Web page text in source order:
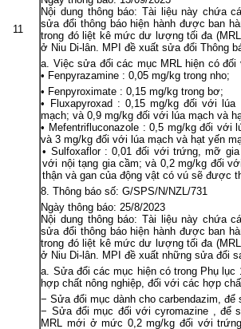
11
Nội dung thông báo: Tài liệu này chứa
sửa đổi thông báo hiện hành được ban
trong đó liệt kê mức dư lượng tối đa
ở Niu Di-lân. MPI đề xuất sửa đổi Thông
Việc sửa đổi các mục MRL hiện có
• Fenpyrazamine : 0,05 mg/kg trong nho;
• Fenpyroximate : 0,15 mg/kg trong bơ;
• Fluxapyroxad : 0,15 mg/kg đối với
mạch; và 0,9 mg/kg đối với lúa mạch và
• Mefentrifluconazole : 0,5 mg/kg đối với
và 3 mg/kg đối với lúa mạch và hạt yến
• Sulfoxaflor : 0,01 đối với trứng, mỡ
với nội tạng gia cầm; và 0,2 mg/kg đối
thận và gan của động vật có vú sẽ được
Thông báo số: G/SPS/N/NZL/731
Ngày thông báo: 25/8/2023
Nội dung thông báo: Tài liệu này chứa
sửa đổi thông báo hiện hành được ban
trong đó liệt kê mức dư lượng tối đa
ở Niu Di-lân. MPI đề xuất những sửa đổi
Sửa đổi các mục hiện có trong Phụ
hợp chất nông nghiệp, đối với các hợp
− Sửa đổi mục dành cho carbendazim,
− Sửa đổi mục đối với cyromazine , để
MRL mới ở mức 0,2 mg/kg đối với